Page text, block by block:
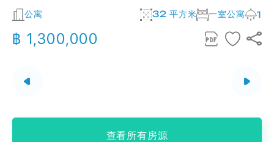
公寓 32 平方米 一室公寓 1
฿ 1,300,000
查看所有房源